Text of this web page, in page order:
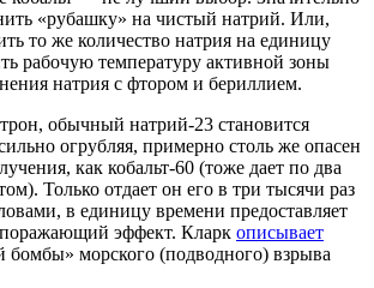
«рубашку» на чистый натрий. Или,
то же количество натрия на единицу
рабочую температуру активной зоны
натрия с фтором и бериллием.
обычный натрий-23 становится
огрубляя, примерно столь же опасен
как кобальт-60 (тоже дает по два
Только отдает он его в три тысячи раз
в единицу времени предоставляет
эффект. Кларк описывает
бомбы» морского (подводного) взрыва